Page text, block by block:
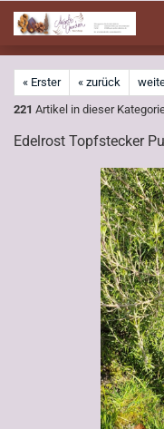
zum
Hauptinhalt
« Erster « zurück
221 Artikel in dieser
Edelrost Topfstecker